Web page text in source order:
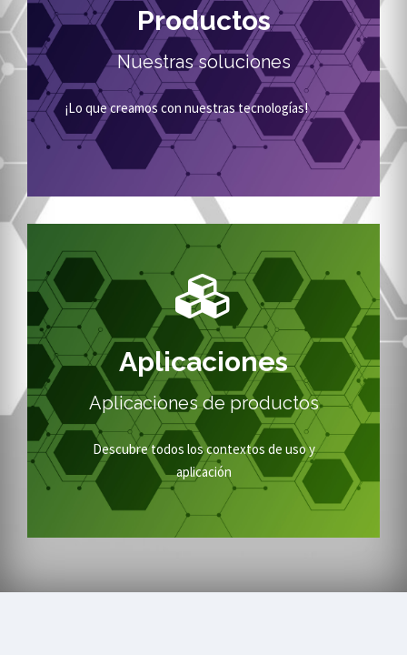
Productos
Nuestras soluciones
¡Lo que creamos con nuestras tecnologías!
Productos realizados con nuestra tecnología!
DESCUBRE PRODUCTOS
Aplicaciones
Aplicaciones de productos
Descubre todos los contextos de uso y
aplicación
Aplicaciones reales
Sectores y contextos
Descubre todos los contextos de uso
DESCUBRE TECNOLOGÍAS